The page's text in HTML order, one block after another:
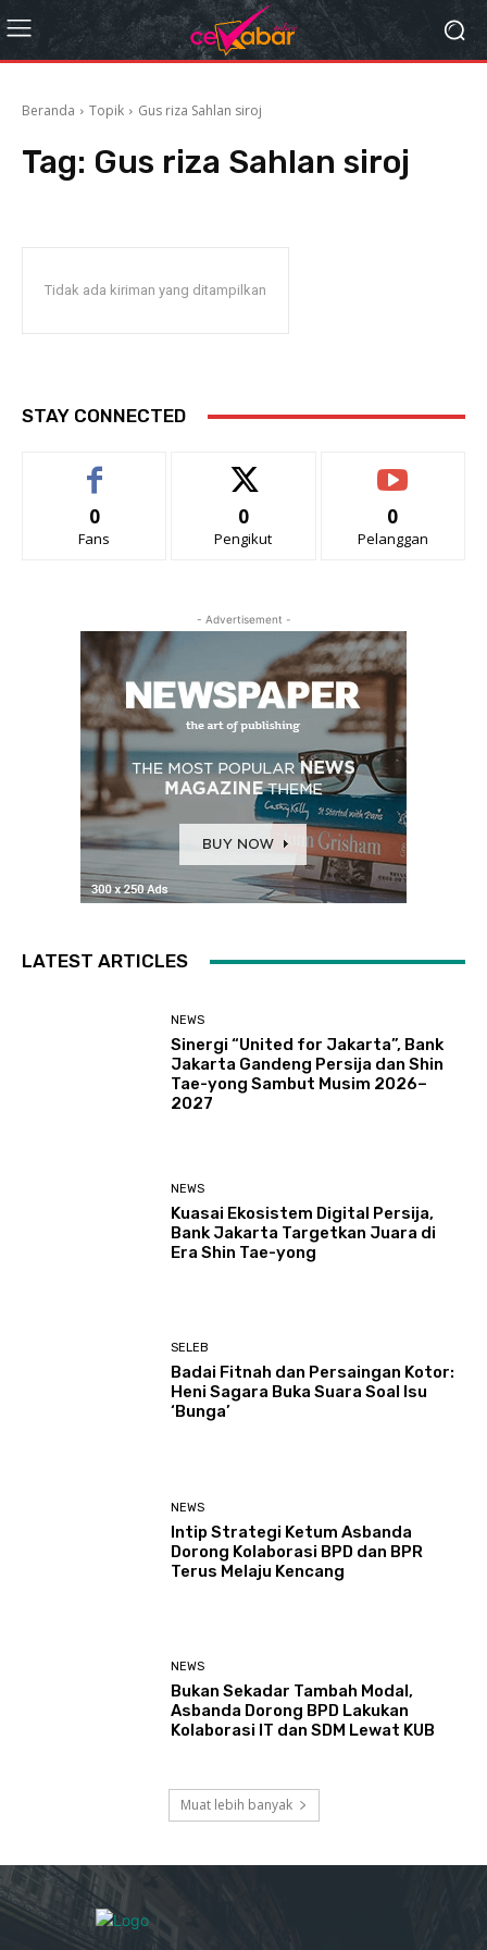
Beranda Topik Gus riza Sahlan siroj
Tag: Gus riza Sahlan siroj
Tidak ada kiriman yang ditampilkan
STAY CONNECTED
0
Fans
0
Pengikut
0
Pelanggan
- Advertisement -
LATEST ARTICLES
NEWS
Sinergi “United for Jakarta”, Bank
Jakarta Gandeng Persija dan Shin
Tae-yong Sambut Musim 2026–
2027
NEWS
Kuasai Ekosistem Digital Persija,
Bank Jakarta Targetkan Juara di
Era Shin Tae-yong
SELEB
Badai Fitnah dan Persaingan Kotor:
Heni Sagara Buka Suara Soal Isu
‘Bunga’
NEWS
Intip Strategi Ketum Asbanda
Dorong Kolaborasi BPD dan BPR
Terus Melaju Kencang
NEWS
Bukan Sekadar Tambah Modal,
Asbanda Dorong BPD Lakukan
Kolaborasi IT dan SDM Lewat KUB
Muat lebih banyak